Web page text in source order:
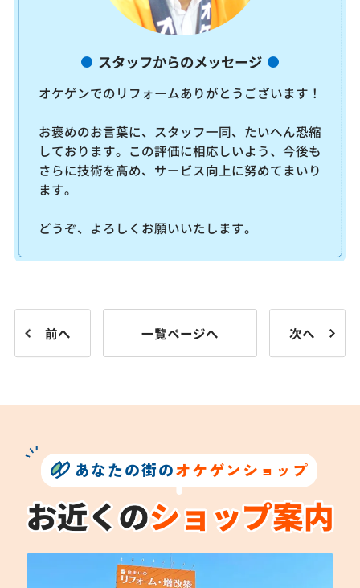
スタッフからのメッセージ
オケゲンでのリフォームありがとうございます！
お褒めのお言葉に、スタッフ一同、たいへん恐縮
しております。この評価に相応しいよう、今後も
さらに技術を高め、サービス向上に努めてまいり
ます。
どうぞ、よろしくお願いいたします。
前へ 一覧ページへ 次へ
あなたの街のオケゲンショップ